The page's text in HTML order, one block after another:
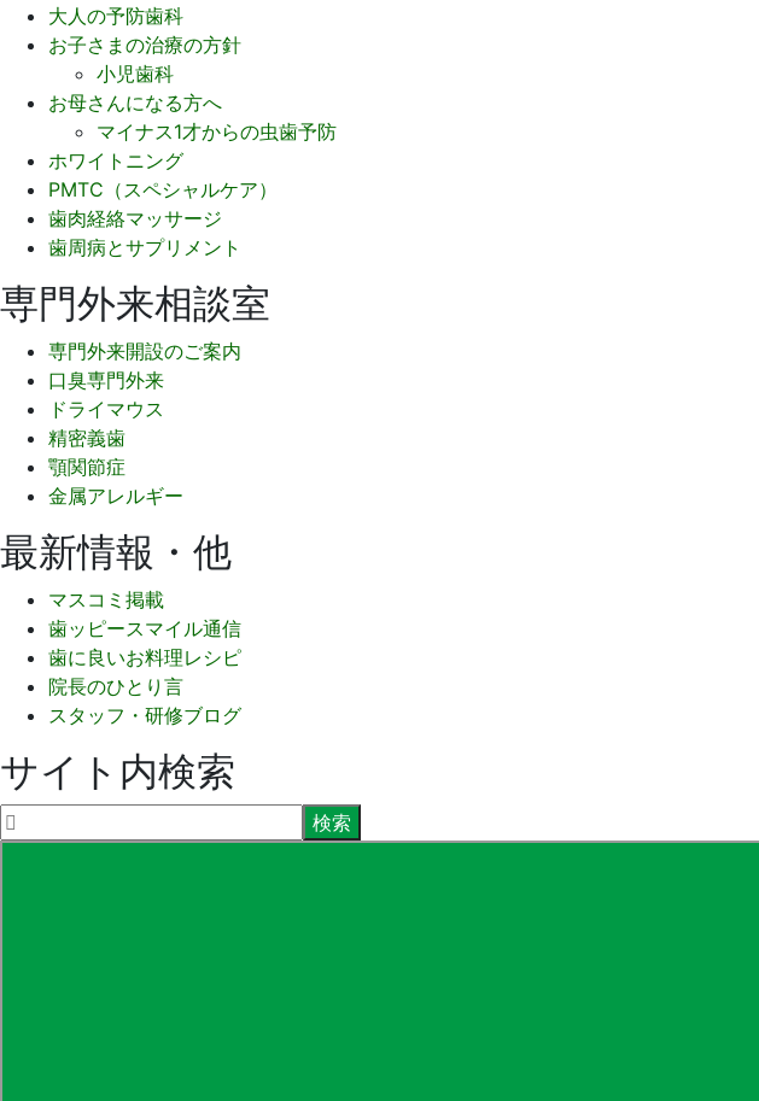
大人の予防歯科
お子さまの治療の方針
小児歯科
お母さんになる方へ
マイナス1才からの虫歯予防
ホワイトニング
PMTC（スペシャルケア）
歯肉経絡マッサージ
歯周病とサプリメント
専門外来相談室
専門外来開設のご案内
口臭専門外来
ドライマウス
精密義歯
顎関節症
金属アレルギー
最新情報・他
マスコミ掲載
歯ッピースマイル通信
歯に良いお料理レシピ
院長のひとり言
スタッフ・研修ブログ
サイト内検索